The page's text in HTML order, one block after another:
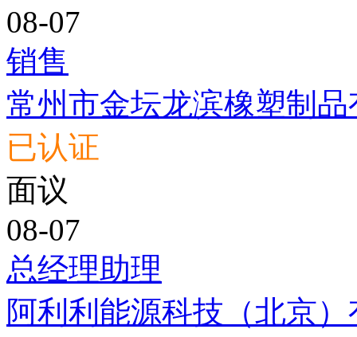
08-07
销售
常州市金坛龙滨橡塑制
已认证
面议
08-07
总经理助理
阿利利能源科技（北京